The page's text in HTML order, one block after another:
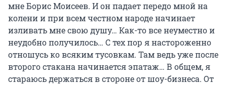
мне Борис Моисеев. И он падает передо мной на
колени и при всем честном народе начинает
изливать мне свою душу… Как-то все неуместно и
неудобно получилось… С тех пор я настороженно
отношусь ко всяким тусовкам. Там ведь уже после
второго стакана начинается эпатаж… В общем, я
стараюсь держаться в стороне от шоу-бизнеса. От